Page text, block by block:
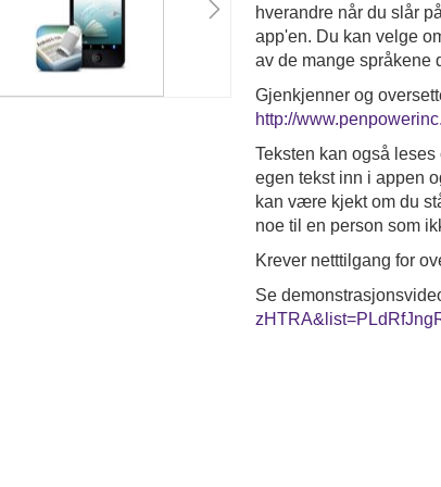
hverandre når du slår
app'en. Du kan velge
av de mange språkene
Gjenkjenner og
http://
Teksten kan også
egen tekst inn i appen
kan være kjekt om du
noe til en person som
Krever netttilgang for
Se